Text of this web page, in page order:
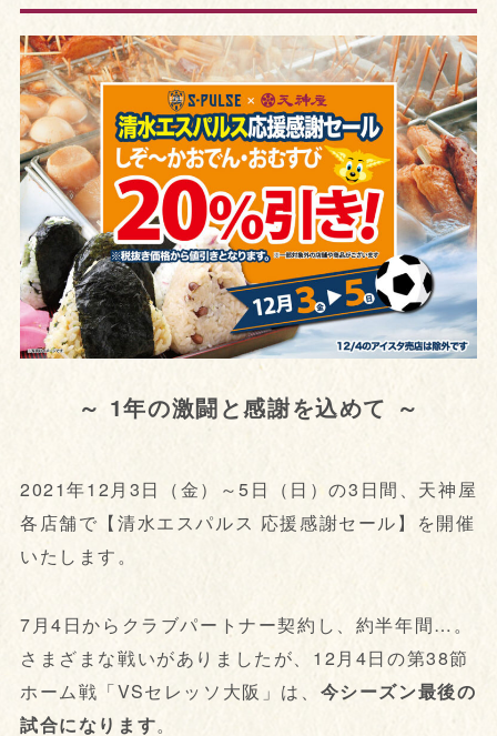
～ 1年の激闘と感謝を込めて ～
2021年12月3日（金）～5日（日）の3日間、天神屋
各店舗で【清水エスパルス 応援感謝セール】を開催
いたします。
7月4日からクラブパートナー契約し、約半年間…。
さまざまな戦いがありましたが、12月4日の第38節
ホーム戦「VSセレッソ大阪」は、 今シーズン最後の
試合になります。